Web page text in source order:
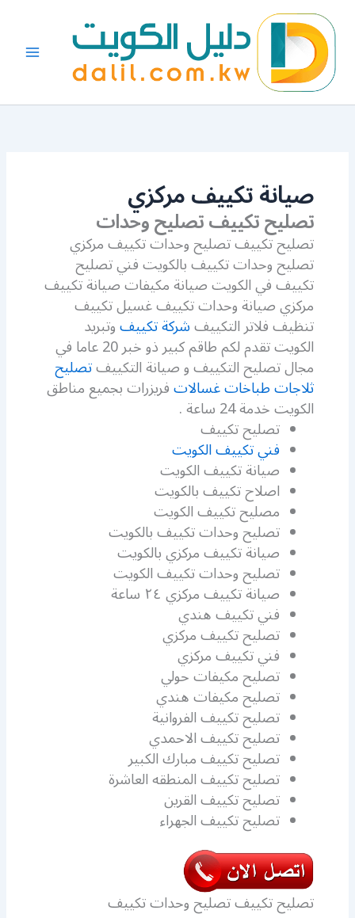
المحتوى
صيانة تكييف مركزي
تصليح تكييف تصليح وحدات
تصليح تكييف تصليح وحدات تكييف مركزي
تصليح وحدات تكييف بالكويت فني تصليح
تكييف في الكويت صيانة مكيفات صيانة تكييف
مركزي صيانة وحدات تكييف غسيل تكييف
تنظيف فلاتر التكييفشركة تكييفوتبريد
الكويت تقدم لكم طاقم كبير ذو خبر 20 عاما في
مجال تصليح التكييف و صيانة التكييفتصليح
ثلاجات طباخات غسالاتفريزرات بجميع مناطق
الكويت خدمة 24 ساعة .
تصليح تكييف
فني تكييف الكويت
صيانة تكييف الكويت
اصلاح تكييف بالكويت
مصليح تكييف الكويت
تصليح وحدات تكييف بالكويت
صيانة تكييف مركزي بالكويت
تصليح وحدات تكييف الكويت
صيانة تكييف مركزي ٢٤ ساعة
فني تكييف هندي
تصليح تكييف مركزي
فني تكييف مركزي
تصليح مكيفات حولي
تصليح مكيفات هندي
تصليح تكييف الفروانية
تصليح تكييف الاحمدي
تصليح تكييف مبارك الكبير
تصليح تكييف المنطقه العاشرة
تصليح تكييف القرين
تصليح تكييف الجهراء
تصليح تكييف تصليح وحدات تكييف